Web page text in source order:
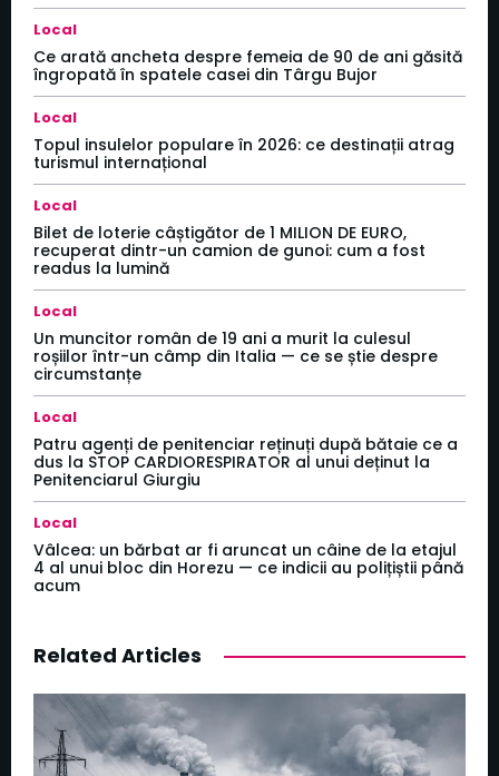
Local
Ce arată ancheta despre femeia de 90 de ani găsită
îngropată în spatele casei din Târgu Bujor
Local
Topul insulelor populare în 2026: ce destinații atrag
turismul internațional
Local
Bilet de loterie câștigător de 1 MILION DE EURO,
recuperat dintr-un camion de gunoi: cum a fost
readus la lumină
Local
Un muncitor român de 19 ani a murit la culesul
roșiilor într-un câmp din Italia — ce se știe despre
circumstanțe
Local
Patru agenți de penitenciar reținuți după bătaie ce a
dus la STOP CARDIORESPIRATOR al unui deținut la
Penitenciarul Giurgiu
Local
Vâlcea: un bărbat ar fi aruncat un câine de la etajul
4 al unui bloc din Horezu — ce indicii au polițiștii până
acum
Related Articles